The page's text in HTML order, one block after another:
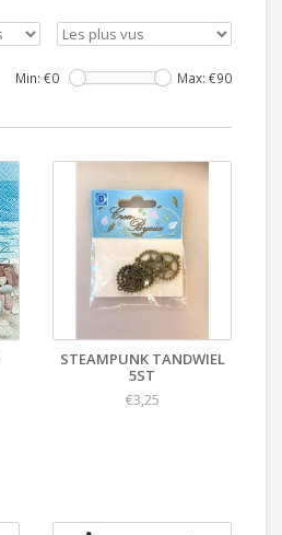
Min: €0 Max: €90
STEAMPUNK TANDWIEL
5ST
€3,25